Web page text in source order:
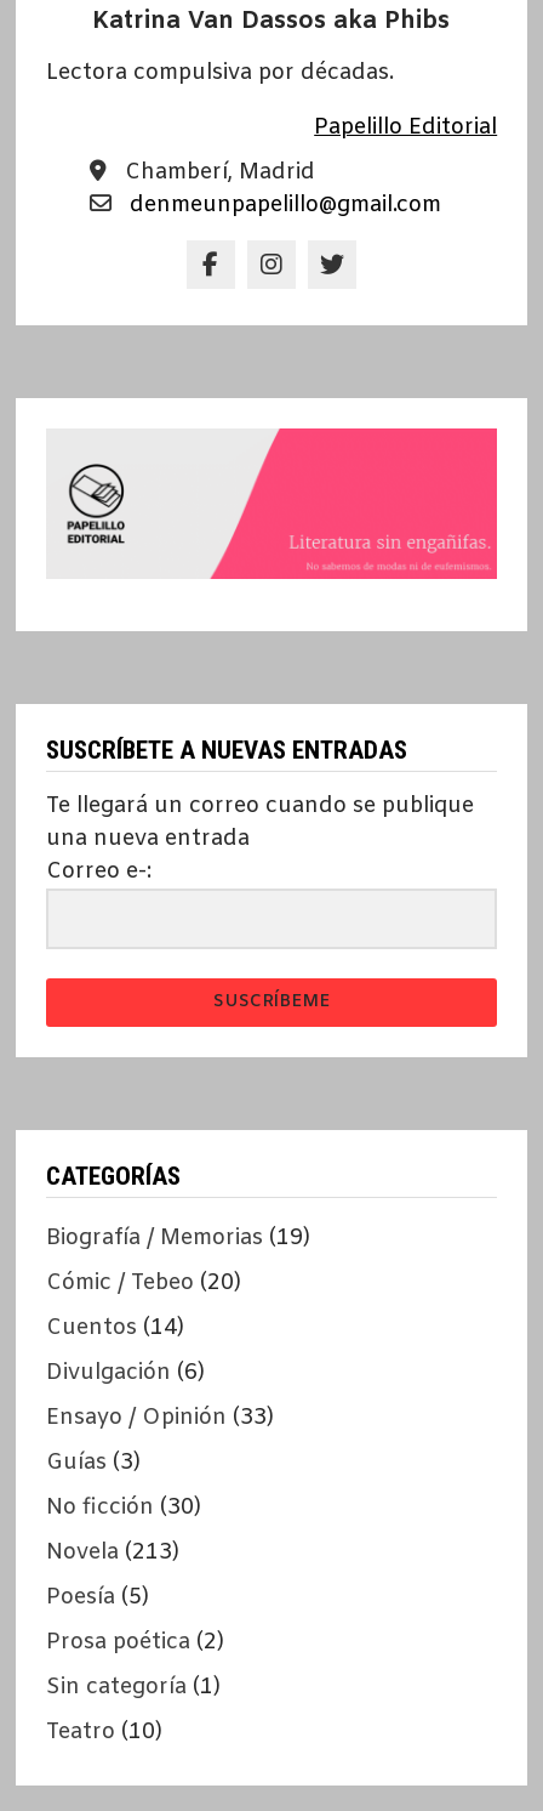
Katrina Van Dassos aka Phibs
Lectora compulsiva por décadas.
Papelillo Editorial
Chamberí, Madrid
denmeunpapelillo@gmail.com
SUSCRÍBETE A NUEVAS ENTRADAS
Te llegará un correo cuando se publique
una nueva entrada
Correo e-:
SUSCRÍBEME
CATEGORÍAS
Biografía / Memorias (19)
Cómic / Tebeo (20)
Cuentos (14)
Divulgación (6)
Ensayo / Opinión (33)
Guías (3)
No ficción (30)
Novela (213)
Poesía (5)
Prosa poética (2)
Sin categoría (1)
Teatro (10)